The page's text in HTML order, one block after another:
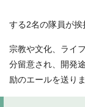
する2名の隊員が挨
宗教や文化、ライ
分留意され、開発
励のエールを送りま